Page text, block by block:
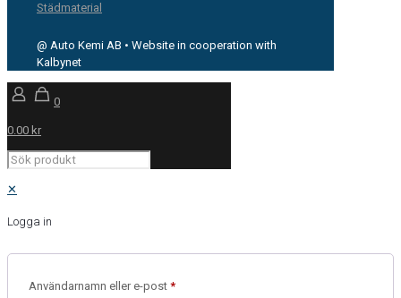
Städmaterial
@ Auto Kemi AB • Website in cooperation with
Kalbynet
0
0.00 kr
✕
Logga in
Användarnamn eller e-post *